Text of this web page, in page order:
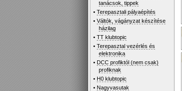
tanácsok, tippek
•Terepasztali pályaépítés
•Váltók, vágányzat készítése
házilag
•TT klubtopic
•Terepasztal vezérlés és
elektronika
• DCC profiktól (nem csak)
profiknak
• H0 klubtopic
• Nagyvasutak